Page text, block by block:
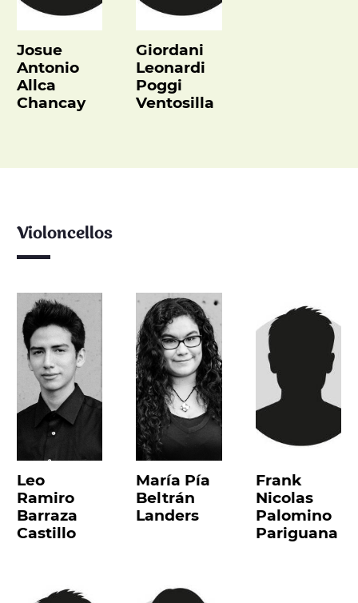
Josue
Antonio
Allca
Chancay
Giordani
Leonardi
Poggi
Ventosilla
Violoncellos
Leo
Ramiro
Barraza
Castillo
María Pía
Beltrán
Landers
Frank
Nicolas
Palomino
Pariguana